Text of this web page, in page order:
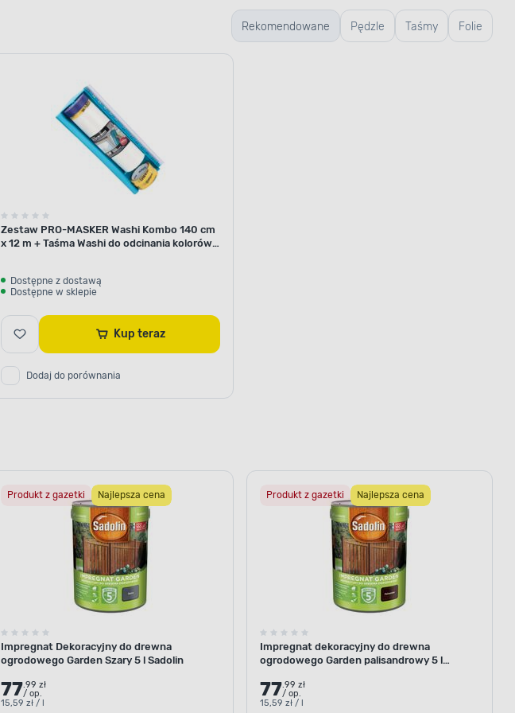
Efektywna ochroną przed wodą
i wilgocią
W tym impregnacie zastosowano formułę Aqua Stop System.
To technologia składająca się z cząsteczek oligomerycznych,
które "odpychają" wodę. Dzięki temu jej krople nie wnikają
w strukturę drewna, a jedynie spływają po nim.
Rekomendowane Pędzle Taśmy Folie
Zestaw PRO-MASKER Washi Kombo 140 cm
x 12 m + Taśma Washi do odcinania kolorów
Dostępne z dostawą
Dostępne w sklepie
Kup teraz
Dodaj do porównania
Produkt z gazetki Najlepsza cena
Impregnat Dekoracyjny do drewna
ogrodowego Garden Szary 5 l Sadolin
77.99 zł
/ op.
15,59 zł / l
Produkt z gazetki Najlepsza cena
Impregnat dekoracyjny do drewna
ogrodowego Garden palisandrowy 5 l
77.99 zł
/ op.
15,59 zł / l